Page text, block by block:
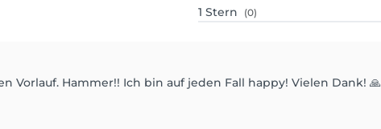
1 Stern (0)
Vorlauf. Hammer!! Ich bin auf jeden Fall happy! Vielen Dank! 🙏